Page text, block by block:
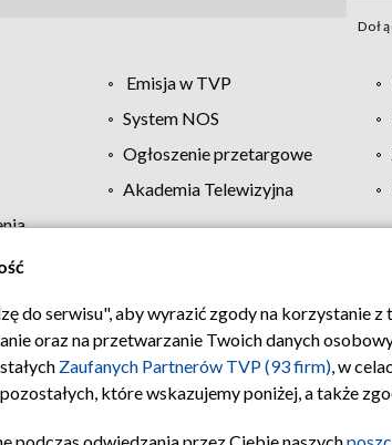
Emisja w TVP
System NOS
Ogłoszenie przetargowe
Akademia Telewizyjna
Regulamin TVP Polityka
do serwisu", aby wyrazić zgody na korzystanie
oraz na przetwarzanie Twoich danych
Zaufanych Partnerów TVP (93 firm), w
które wskazujemy poniżej, a także